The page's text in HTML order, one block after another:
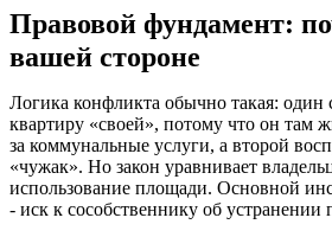
Правовой фундамент:
вашей стороне
Логика конфликта обычно такая: один
квартиру «своей», потому что он там
за коммунальные услуги, а второй
«чужак». Но закон уравнивает
использование площади. Основной
- иск к сособственнику об устранении